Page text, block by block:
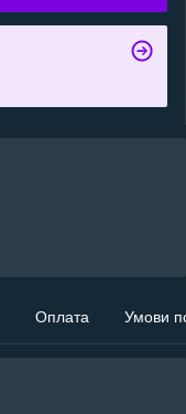
Оплата Умови